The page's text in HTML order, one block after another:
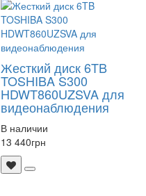
Жесткий диск 6TB
TOSHIBA S300
HDWT860UZSVA для
видеонаблюдения
В наличии
13 440грн